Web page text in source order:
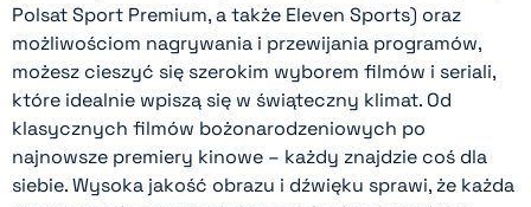
Polsat Sport Premium, a także Eleven Sports) oraz
możliwościom nagrywania i przewijania programów,
możesz cieszyć się szerokim wyborem filmów i seriali,
które idealnie wpiszą się w świąteczny klimat. Od
klasycznych filmów bożonarodzeniowych po
najnowsze premiery kinowe – każdy znajdzie coś dla
siebie. Wysoka jakość obrazu i dźwięku sprawi, że każda